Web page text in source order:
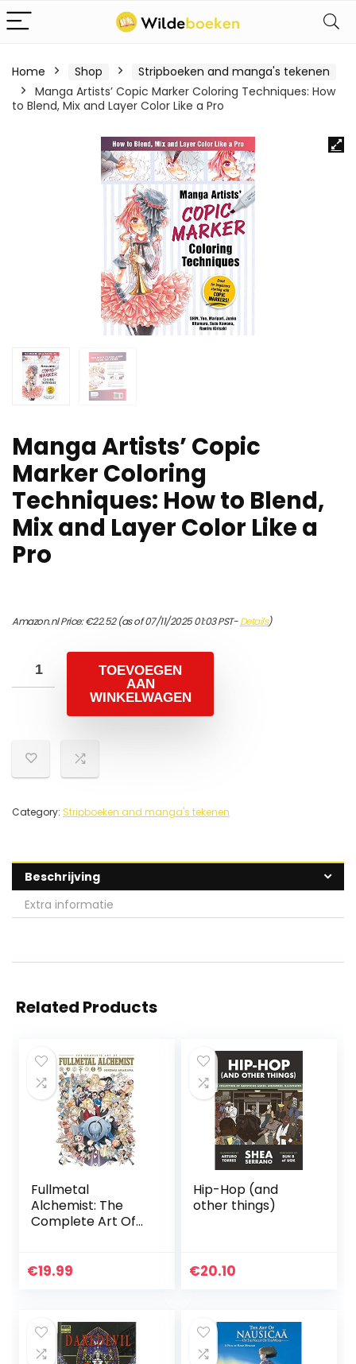
Home Shop
Stripboeken and manga's tekenen
Manga Artists’ Copic Marker Coloring Techniques: How
to Blend, Mix and Layer Color Like a Pro
Manga Artists’ Copic
Marker Coloring
Techniques: How to Blend,
Mix and Layer Color Like a
Pro
Amazon.nl Price:€22.52(as of 07/11/2025 01:03 PST-Details)
TOEVOEGEN
AAN
WINKELWAGEN
Category: Stripboeken and manga's tekenen
Beschrijving
Extra informatie
Related Products
Fullmetal
Alchemist: The
Complete Art Of
Alchemist)
€19.99
Hip-Hop (and
other things)
€20.10